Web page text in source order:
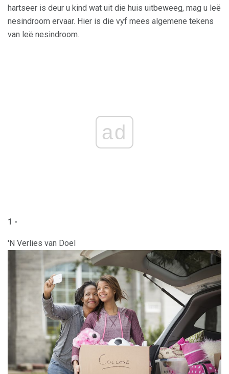
hartseer is deur u kind wat uit die huis uitbeweeg, mag u leë
nesindroom ervaar. Hier is die vyf mees algemene tekens
van leë nesindroom.
ad
1 -
'N Verlies van Doel